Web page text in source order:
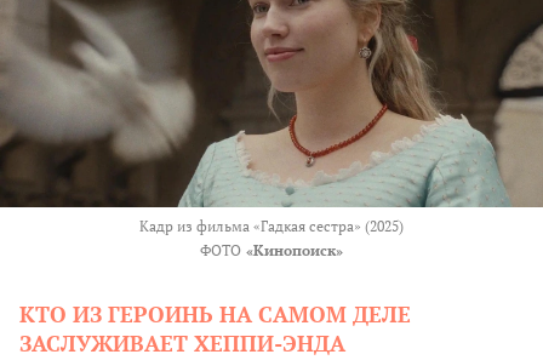
Кадр из фильма «Гадкая сестра» (2025)
ФОТО «Кинопоиск»
КТО ИЗ ГЕРОИНЬ НА САМОМ ДЕЛЕ
ЗАСЛУЖИВАЕТ ХЕППИ-ЭНДА